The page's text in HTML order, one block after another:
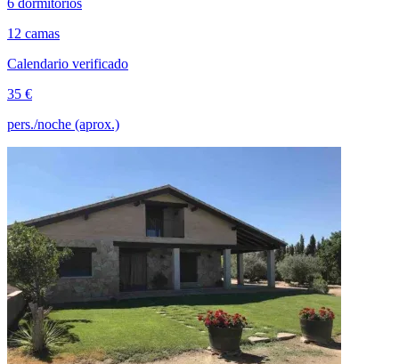
12 camas
Calendario verificado
35 €
pers./noche (aprox.)